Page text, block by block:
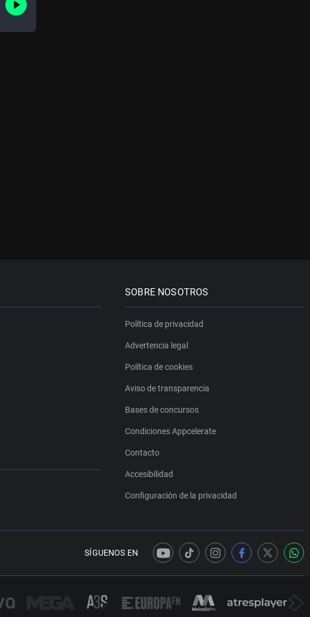
SOBRE NOSOTROS
Política de privacidad
Advertencia legal
Política de cookies
Aviso de transparencia
Bases de concursos
Condiciones Appcelerate
Contacto
Accesibilidad
Configuración de la privacidad
SÍGUENOS EN